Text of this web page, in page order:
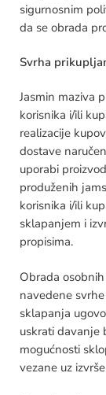
sigurnosnim
da se obrada
Svrha
Jasmin maziva
korisnika i/ili
realizacije
dostave
uporabi
produženih
korisnika i/ili
sklapanjem i
propisima.
Obrada
navedene
sklapanja
uskrati davanje
mogućnosti
vezane uz